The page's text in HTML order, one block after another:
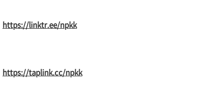
https://linktr.ee/npkk
https://taplink.cc/npkk